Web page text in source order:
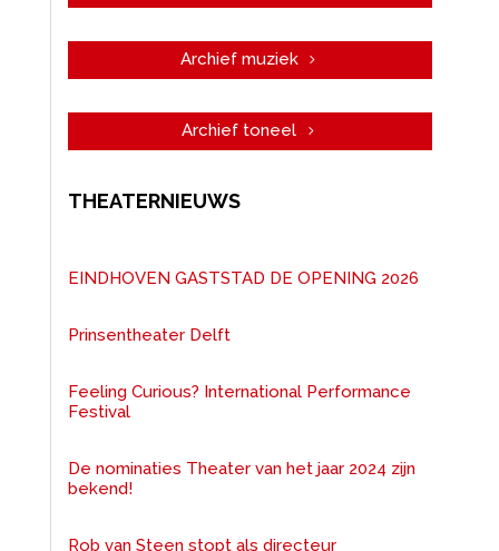
Archief muziek
Archief toneel
THEATERNIEUWS
EINDHOVEN GASTSTAD DE OPENING 2026
Prinsentheater Delft
Feeling Curious? International Performance
Festival
De nominaties Theater van het jaar 2024 zijn
bekend!
Rob van Steen stopt als directeur